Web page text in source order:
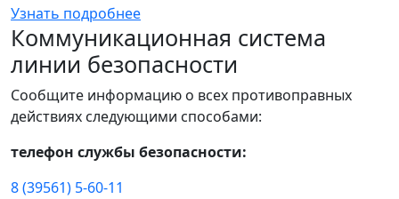
Узнать подробнее
Коммуникационная система
линии безопасности
Сообщите информацию о всех противоправных
действиях следующими способами:
телефон службы безопасности:
8 (39561) 5-60-11